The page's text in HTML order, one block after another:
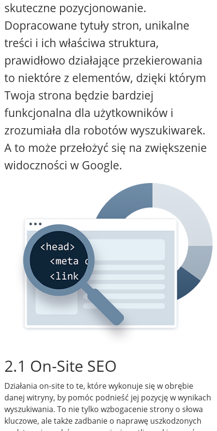
skuteczne pozycjonowanie.
Dopracowane tytuły stron, unikalne
treści i ich właściwa struktura,
prawidłowo działające przekierowania
to niektóre z elementów, dzięki którym
Twoja strona będzie bardziej
funkcjonalna dla użytkowników i
zrozumiała dla robotów wyszukiwarek.
A to może przełożyć się na zwiększenie
widoczności w Google.
2.1 On-Site SEO
Działania on-site to te, które wykonuje się w obrębie
danej witryny, by pomóc podnieść jej pozycję w wynikach
wyszukiwania. To nie tylko wzbogacenie strony o słowa
kluczowe, ale także zadbanie o naprawę uszkodzonych